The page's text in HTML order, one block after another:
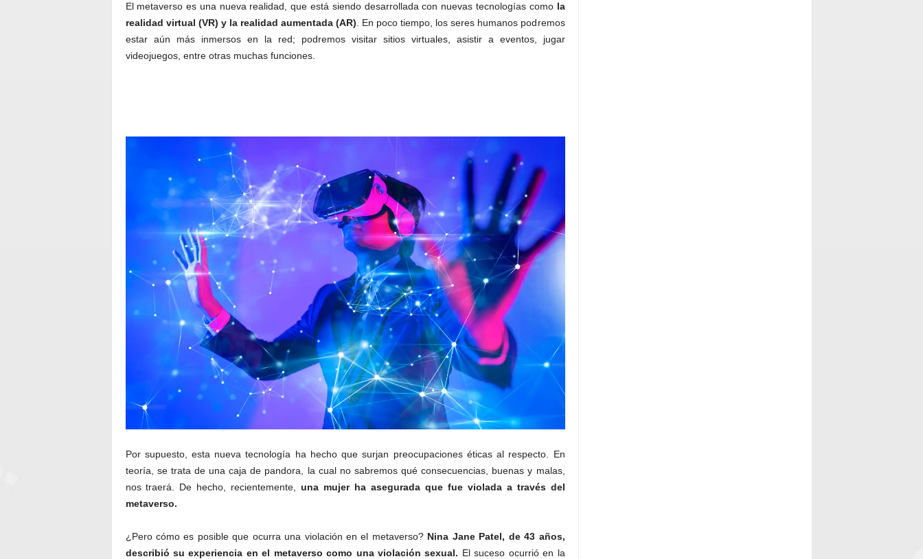
El metaverso es una nueva realidad, que está siendo desarrollada con nuevas tecnologías como la
realidad virtual (VR) y la realidad aumentada (AR) . En poco tiempo, los seres humanos podremos
estar aún más inmersos en la red; podremos visitar sitios virtuales, asistir a eventos, jugar
videojuegos, entre otras muchas funciones.
Por supuesto, esta nueva tecnología ha hecho que surjan preocupaciones éticas al respecto. En
teoría, se trata de una caja de pandora, la cual no sabremos qué consecuencias, buenas y malas,
nos traerá. De hecho, recientemente,una mujer ha asegurada que fue violada a través del
metaverso.
¿Pero cómo es posible que ocurra una violación en el metaverso? Nina Jane Patel, de 43 años,
describió su experiencia en el metaverso como una violación sexual. El suceso ocurrió en la